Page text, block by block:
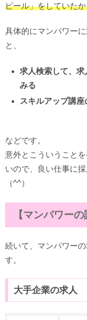
ピール」をしていた
具体的にマンパワー
と、
求人検索して、
みる
スキルアップ講座
などです。
意外とこういうこと
いので、良い仕事に
（^^）
【マンパワー
続いて、マンパワー
す。
大手企業の求人